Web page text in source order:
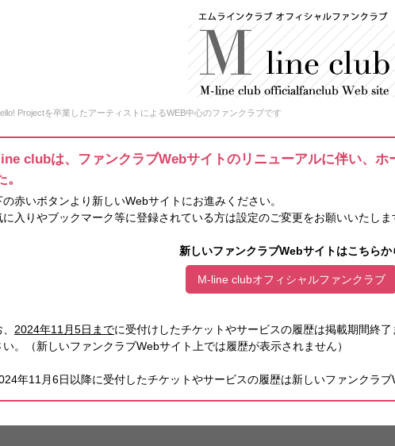
Projectを卒業したアーティストによるWEB中心のファンクラブです
clubは、ファンクラブWebサイトのリニューアルに伴い、ホ
。
の赤いボタンより新しいWebサイトにお進みください。
に入りやブックマーク等に登録されている方は設定のご変更をお願いいたしま
新しいファンクラブWebサイトはこちらか
M-line clubオフィシャルファンクラブ
2024年11月5日までに受付けしたチケットやサービスの履歴は掲載期間終
い。（新しいファンクラブWebサイト上では履歴が表示されません）
年11月6日以降に受付したチケットやサービスの履歴は新しいファンクラブ